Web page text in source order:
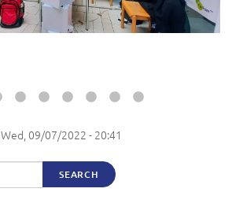
Wed, 09/07/2022 - 20:41
SEARCH